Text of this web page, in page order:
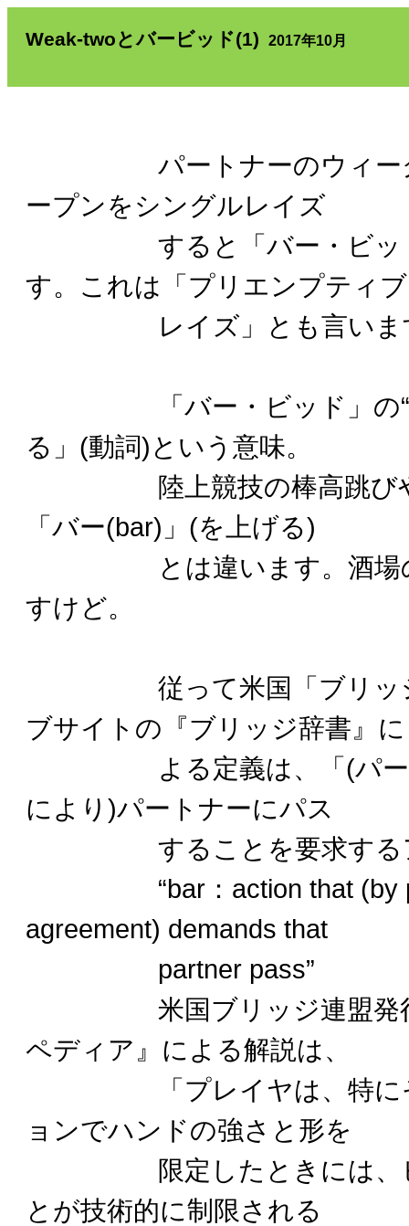
Weak-twoとバービッド(1) 2017年10月
パートナーのウィーク
ープンをシングルレイズ
すると「バー・ビッド
す。これは「プリエンプティ
レイズ」とも言いま
「バー・ビッド」の
る」(動詞)という意味。
陸上競技の棒高跳びや
「バー(bar)」(を上げる)
とは違います。酒場の
すけど。
従って米国「ブリッジ
ブサイトの『ブリッジ辞書』に
よる定義は、「(パート
により)パートナーにパス
することを要求するア
“bar：action that (by
agreement) demands that
partner pass”
米国ブリッジ連盟発行
ペディア』による解説は、
「プレイヤは、特にそ
ョンでハンドの強さと形を
限定したときには、ビ
とが技術的に制限される